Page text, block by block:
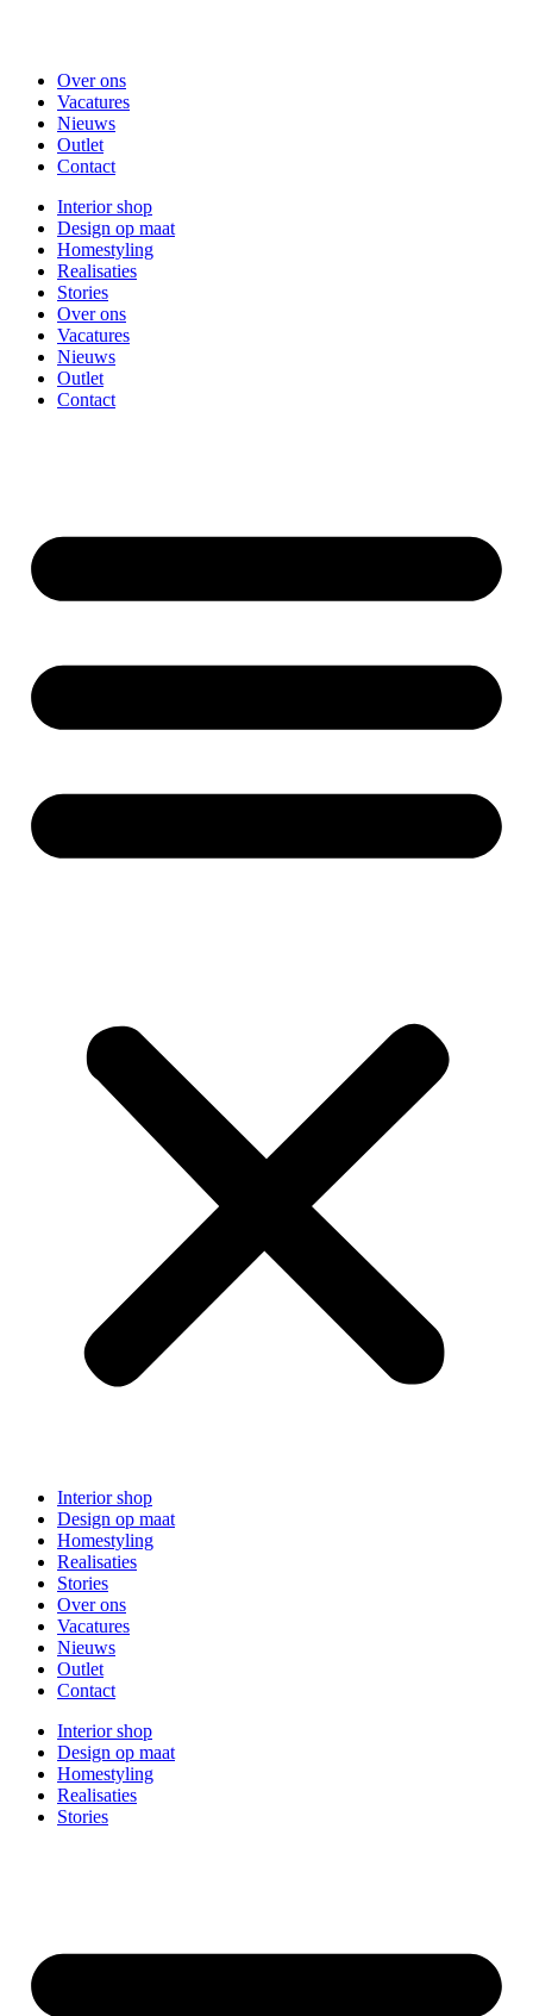
Over ons
Vacatures
Nieuws
Outlet
Contact
Interior shop
Design op maat
Homestyling
Realisaties
Stories
Over ons
Vacatures
Nieuws
Outlet
Contact
Interior shop
Design op maat
Homestyling
Realisaties
Stories
Over ons
Vacatures
Nieuws
Outlet
Contact
Interior shop
Design op maat
Homestyling
Realisaties
Stories